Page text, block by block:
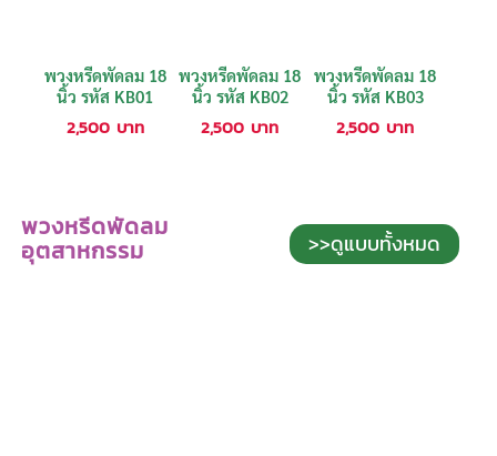
พวงหรีดพัดลม 18
นิ้ว รหัส KB01
2,500 บาท
พวงหรีดพัดลม 18
นิ้ว รหัส KB02
2,500 บาท
พวงหรีดพัดลม 18
นิ้ว รหัส KB03
2,500 บาท
พวงหรีดพัดลม
อุตสาหกรรม >>ดูแบบทั้งหมด